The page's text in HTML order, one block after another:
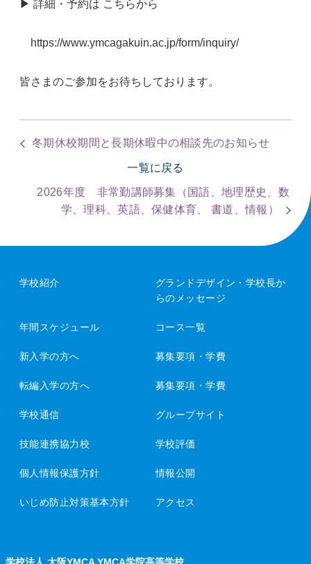
▶ 詳細・ 予約は こちらから
https://www.ymcagakuin.ac.jp/form/inquiry/
皆さまのご参加をお待ちしております。
冬期休校期間と長期休暇中の相談先のお知らせ
一覧に戻る
2026年度 非常勤講師募集（国語、地理歴史、数
学、理科、英語、保健体育、 書道、情報）
学校紹介 グランドデザイン・ 学校長か
らのメッセージ
年間スケジュール コース一覧
新入学の方へ 募集要項・学費
転編入学の方へ 募集要項・学費
学校通信 グループサイト
技能連携協力校 学校評価
個人情報保護方針 情報公開
いじめ防止対策基本方針 アクセス